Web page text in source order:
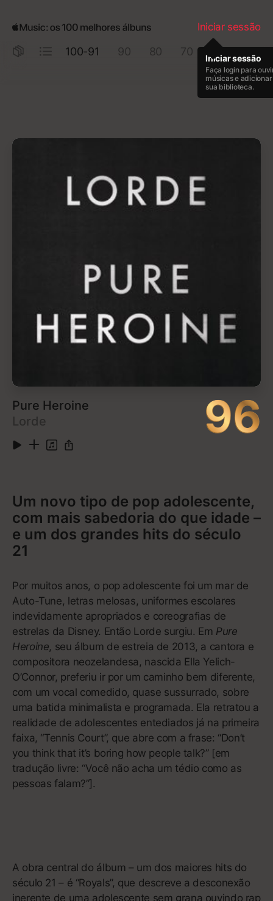
Iniciar sessão
Faça login para
músicas e
sua biblioteca.
Iniciar sessão
100-91 90 80 70
Rage Against the Machine
Rage Against the Machine
97
A raiva é uma dádiva
Seria interessante descobrir quantos adolescentes
conheceram a história de Che Guevara ou ficaram
por sua oposição à Guerra do Vietnã ouvindo o
álbum de estreia do Rage Against the Machine.
Enquanto outros lançamentos dos anos 90, como
Nevermind , do Nirvana, ajudaram a trazer os estilos
underground para o mainstream, o Rage trouxe seu
ativismo político e social, inspirado em grupos como
os Panteras Negras e a organização radical de
esquerda Weather Underground.